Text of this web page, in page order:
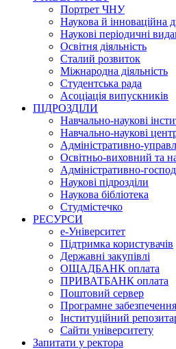
Портрет ЧНУ
Наукова й інноваційна
Наукові періодичні
Освітня діяльність
Сталий розвиток
Міжнародна діяльність
Студентська рада
Асоціація випускників
ПІДРОЗДІЛИ
Навчально-наукові
Навчально-наукові
Адміністративно-
Освітньо-виховний та
Адміністративно-
Наукові підрозділи
Наукова бібліотека
Студмістечко
РЕСУРСИ
е-Університет
Підтримка користувачів
Державні закупівлі
ОЩАДБАНК оплата
ПРИВАТБАНК оплата
Поштовий сервер
Програмне забезпечення
Інституційний
Сайти університету
Запитати у ректора